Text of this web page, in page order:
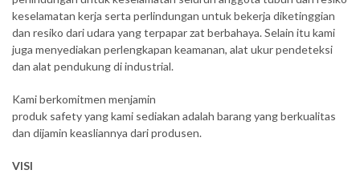
keselamatan kerja serta perlindungan untuk bekerja diketinggian
dan resiko dari udara yang terpapar zat berbahaya. Selain itu kami
juga menyediakan perlengkapan keamanan, alat ukur pendeteksi
dan alat pendukung di industrial.
Kami berkomitmen menjamin
produk safety yang kami sediakan adalah barang yang berkualitas
dan dijamin keasliannya dari produsen.
VISI